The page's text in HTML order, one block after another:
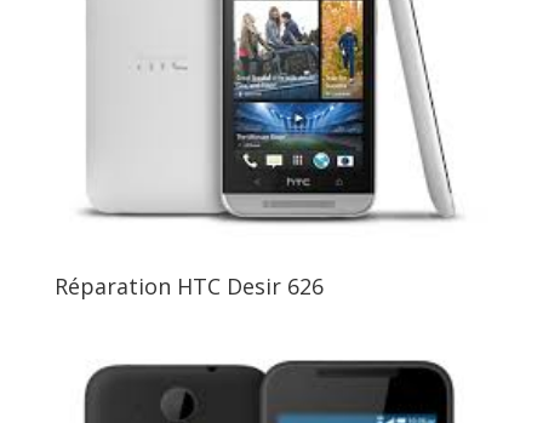
Réparation HTC Desir 626